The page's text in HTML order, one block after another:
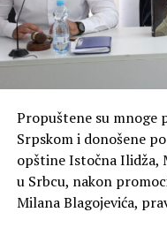
pokazale koliko je
dogoditi negdje drugo.
Republiku Srpsku,
je ona.
Blink
Propuštene su mnoge
Srpskom i donošene
opštine Istočna Ilidža,
u Srbcu, nakon
Milana Blagojevića,